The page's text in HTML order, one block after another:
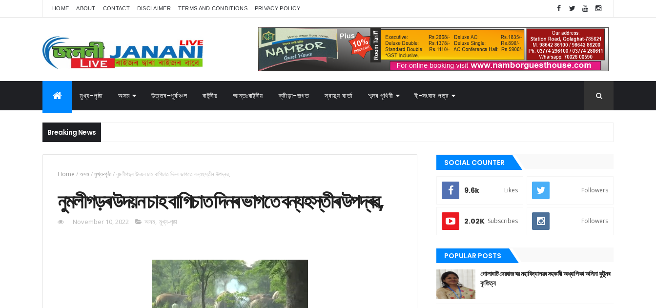
HOME ABOUT CONTACT DISCLAIMER TERMS AND CONDITIONS PRIVACY POLICY
মুখ্য-পৃষ্ঠা অসম উত্তৰ-পূৰ্বাঞ্চল ৰাষ্ট্ৰীয় আন্তঃৰাষ্ট্ৰীয় ক্রীড়া-জগত স্বাস্থ্য বাৰ্তা শব্দৰ পৃথিৱী ই-সংবাদ পত্র
Breaking News
Home /অসম/মুখ্য-পৃষ্ঠা/নুমলীগড়ৰ উদয়ন চাহ বাগিচাত দিনৰ ভাগতে বন্যহস্তীৰ উপদ্ৰৱ,
নুমলীগড়ৰ উদয়ন চাহ বাগিচাত দিনৰ ভাগতে বন্যহস্তীৰ উপদ্ৰৱ,
November 10, 2022 অসম, মুখ্য-পৃষ্ঠা
SOCIAL COUNTER
9.6k Likes Followers
2.02K Subscribes Followers
POPULAR POSTS
গোলাঘাট দেৱৰাজ ৰয় মহাবিদ্যালয়ৰ সহকাৰী অধ্যাপিকা অনিমা কুটুমৰ
কৃতিত্ব